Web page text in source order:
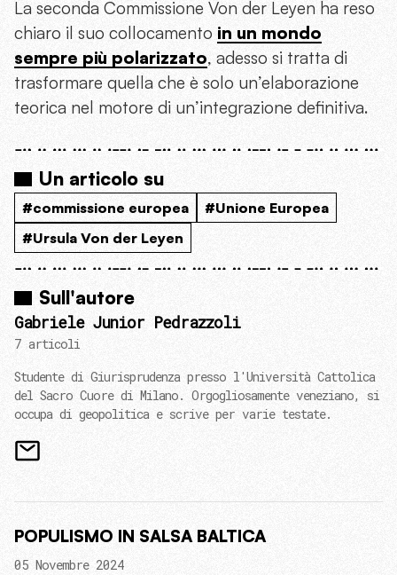
La seconda Commissione Von der Leyen ha reso
chiaro il suo collocamento in un mondo
sempre più polarizzato, adesso si tratta di
trasformare quella che è solo un’elaborazione
teorica nel motore di un’integrazione definitiva.
Un articolo su
#commissione europea
#Unione Europea
#Ursula Von der Leyen
Sull'autore
Gabriele Junior Pedrazzoli
7 articoli
Studente di Giurisprudenza presso l'Università Cattolica
del Sacro Cuore di Milano. Orgogliosamente veneziano, si
occupa di geopolitica e scrive per varie testate.
POPULISMO IN SALSA BALTICA
05 Novembre 2024